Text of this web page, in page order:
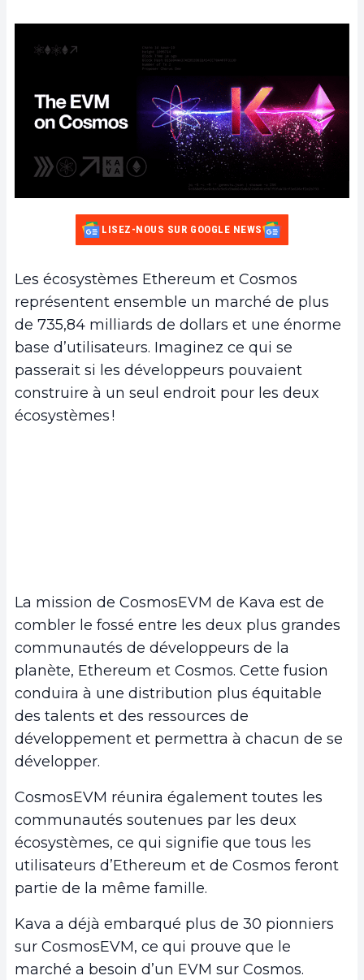
LISEZ-NOUS SUR GOOGLE NEWS
Les écosystèmes Ethereum et Cosmos
représentent ensemble un marché de plus
de 735,84 milliards de dollars et une énorme
base d’utilisateurs. Imaginez ce qui se
passerait si les développeurs pouvaient
construire à un seul endroit pour les deux
écosystèmes !
La mission de CosmosEVM de Kava est de
combler le fossé entre les deux plus grandes
communautés de développeurs de la
planète, Ethereum et Cosmos. Cette fusion
conduira à une distribution plus équitable
des talents et des ressources de
développement et permettra à chacun de se
développer.
CosmosEVM réunira également toutes les
communautés soutenues par les deux
écosystèmes, ce qui signifie que tous les
utilisateurs d’Ethereum et de Cosmos feront
partie de la même famille.
Kava a déjà embarqué plus de 30 pionniers
sur CosmosEVM, ce qui prouve que le
marché a besoin d’un EVM sur Cosmos.